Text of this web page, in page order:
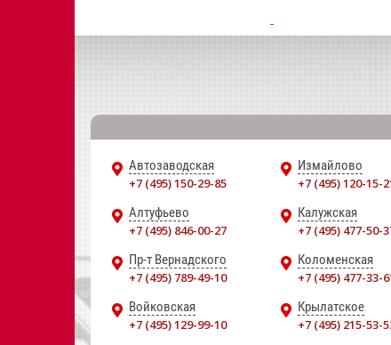
Автозаводская
+7 (495) 150-29-85
Измайлово
+7 (495) 120-15-
Алтуфьево
+7 (495) 846-00-27
Калужская
+7 (495) 477-50-
Пр-т Вернадского
+7 (495) 789-49-10
Коломенская
+7 (495) 477-33-
Войковская
+7 (495) 129-99-10
Крылатское
+7 (495) 215-53-